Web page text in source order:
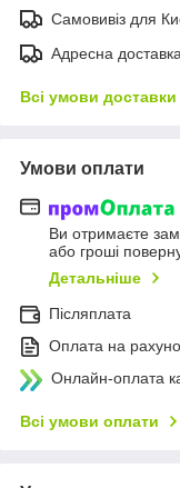
Самовивіз для
Адресна
Всі умови доставки
Умови оплати
Ви отримаєте
або гроші
Детальніше
Післяплата
Оплата на
Онлайн-оплата
Всі умови оплати